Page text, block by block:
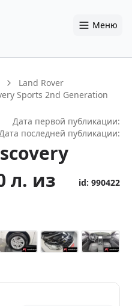
Меню
Land Rover
Sports 2nd Generation
Дата первой публикации:
последней публикации:
л. из
id: 990422